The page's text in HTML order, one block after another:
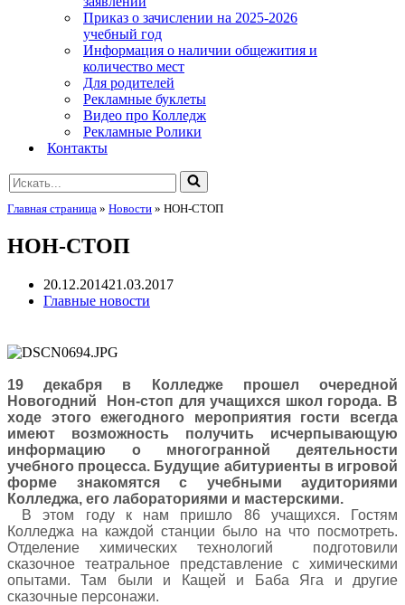
Приказ о зачислении на 2025-2026
учебный год
Информация о наличии общежития и
количество мест
Для родителей
Рекламные буклеты
Видео про Колледж
Рекламные Ролики
Контакты
Искать...
Главная страница » Новости » НОН-СТОП
НОН-СТОП
20.12.201421.03.2017
Главные новости
19 декабря в Колледже прошел очередной
Новогодний Нон-стоп для учащихся школ города. В
ходе этого ежегодного мероприятия гости всегда
имеют возможность получить исчерпывающую
информацию о многогранной деятельности
учебного процесса. Будущие абитуриенты в игровой
форме знакомятся с учебными аудиториями
Колледжа, его лабораториями и мастерскими.
В этом году к нам пришло 86 учащихся. Гостям
Колледжа на каждой станции было на что посмотреть.
Отделение химических технологий подготовили
сказочное театральное представление с химическими
опытами. Там были и Кащей и Баба Яга и другие
сказочные персонажи.